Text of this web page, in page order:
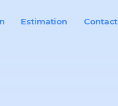
Estimation Contact